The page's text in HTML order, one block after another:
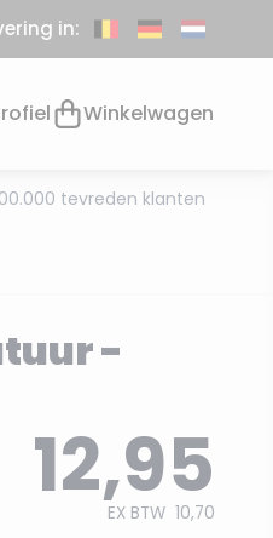
in:
Winkelwagen
tevreden klanten
-
12,95
EX BTW 10,70